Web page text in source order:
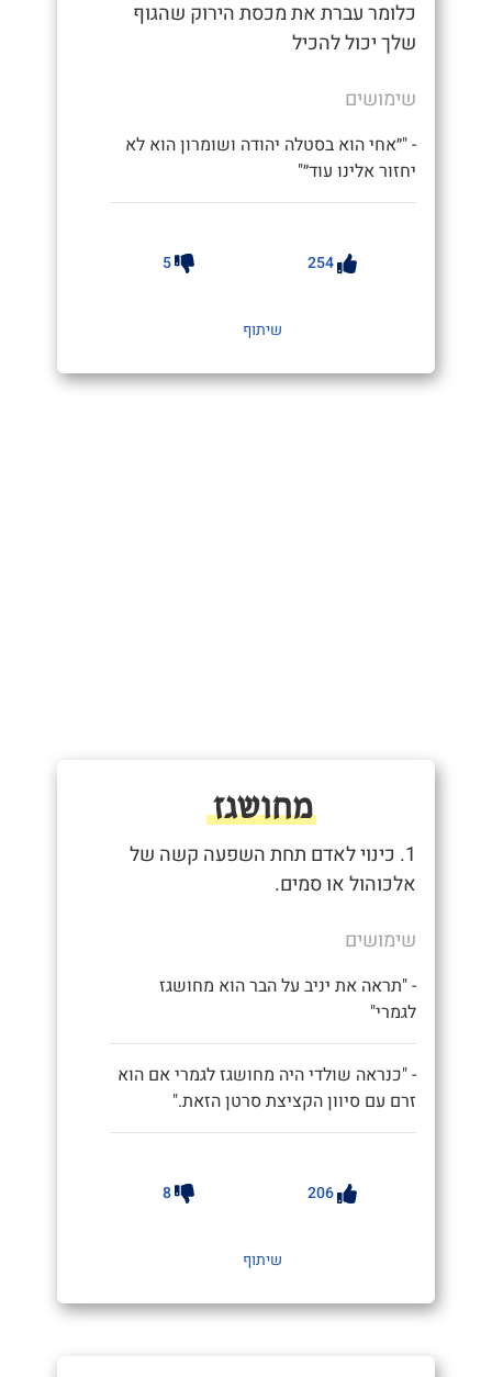
כלומר עברת את מכסת הירוק שהגוף
שלך יכול להכיל
שימושים
- "״אחי הוא בסטלה יהודה ושומרון הוא לא
יחזור אלינו עוד״"
254
5
שיתוף
מחושגז
1. כינוי לאדם תחת השפעה קשה של
אלכוהול או סמים.
שימושים
- "תראה את יניב על הבר הוא מחושגז
לגמרי"
- "כנראה שולדי היה מחושגז לגמרי אם הוא
זרם עם סיוון הקציצת סרטן הזאת."
206
8
שיתוף